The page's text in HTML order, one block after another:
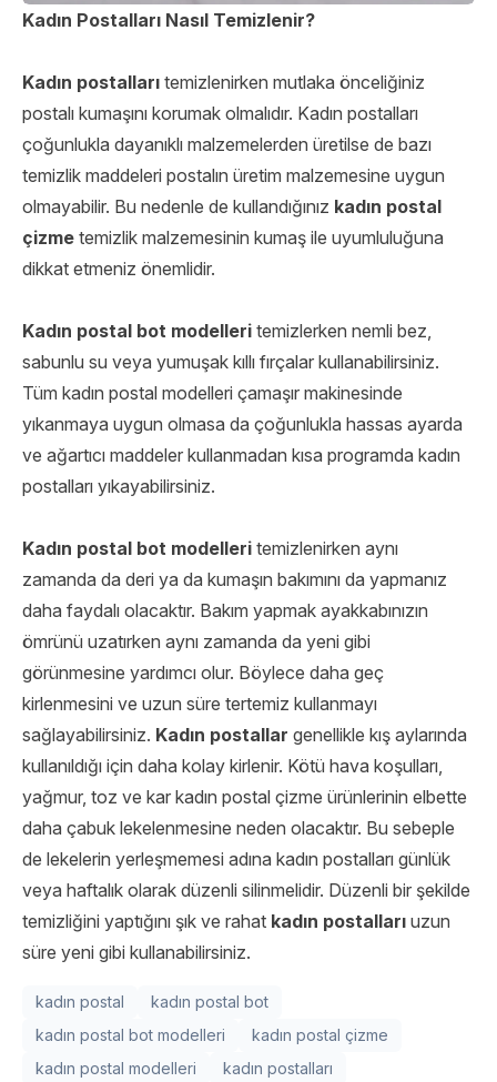
Kadın Postalları Nasıl Temizlenir?
Kadın postalları temizlenirken mutlaka önceliğiniz
postalı kumaşını korumak olmalıdır. Kadın postalları
çoğunlukla dayanıklı malzemelerden üretilse de bazı
temizlik maddeleri postalın üretim malzemesine uygun
olmayabilir. Bu nedenle de kullandığınız kadın postal
çizme temizlik malzemesinin kumaş ile uyumluluğuna
dikkat etmeniz önemlidir.
Kadın postal bot modelleri temizlerken nemli bez,
sabunlu su veya yumuşak kıllı fırçalar kullanabilirsiniz.
Tüm kadın postal modelleri çamaşır makinesinde
yıkanmaya uygun olmasa da çoğunlukla hassas ayarda
ve ağartıcı maddeler kullanmadan kısa programda kadın
postalları yıkayabilirsiniz.
Kadın postal bot modelleri temizlenirken aynı
zamanda da deri ya da kumaşın bakımını da yapmanız
daha faydalı olacaktır. Bakım yapmak ayakkabınızın
ömrünü uzatırken aynı zamanda da yeni gibi
görünmesine yardımcı olur. Böylece daha geç
kirlenmesini ve uzun süre tertemiz kullanmayı
sağlayabilirsiniz. Kadın postallar genellikle kış aylarında
kullanıldığı için daha kolay kirlenir. Kötü hava koşulları,
yağmur, toz ve kar kadın postal çizme ürünlerinin elbette
daha çabuk lekelenmesine neden olacaktır. Bu sebeple
de lekelerin yerleşmemesi adına kadın postalları günlük
veya haftalık olarak düzenli silinmelidir. Düzenli bir şekilde
temizliğini yaptığını şık ve rahat kadın postalları uzun
süre yeni gibi kullanabilirsiniz.
kadın postal
kadın postal bot
kadın postal bot modelleri
kadın postal çizme
kadın postal modelleri
kadın postalları